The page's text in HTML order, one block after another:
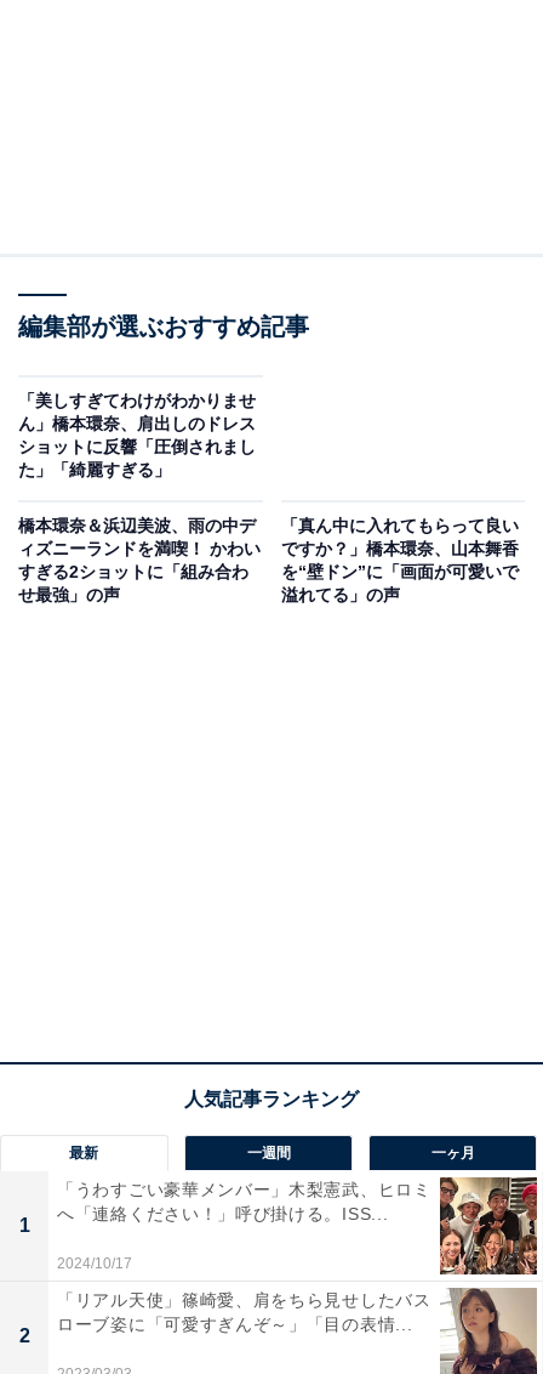
編集部が選ぶおすすめ記事
「美しすぎてわけがわかりませ
ん」橋本環奈、肩出しのドレス
ショットに反響「圧倒されまし
た」「綺麗すぎる」
橋本環奈＆浜辺美波、雨の中デ
ィズニーランドを満喫！ かわい
すぎる2ショットに「組み合わ
せ最強」の声
「真ん中に入れてもらって良い
ですか？」橋本環奈、山本舞香
を“壁ドン”に「画面が可愛いで
溢れてる」の声
最新 一週間 一ヶ月
1
「うわすごい豪華メンバー」木梨憲武、ヒロミ
へ「連絡ください！」呼び掛ける。ISS...
2024/10/17
2
「リアル天使」篠崎愛、肩をちら見せしたバス
ローブ姿に「可愛すぎんぞ～」「目の表情...